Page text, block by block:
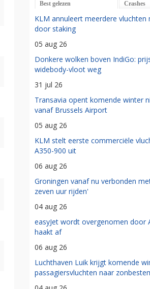
Best gelezen Crashes
KLM annuleert meerdere vluchten
door staking
05 aug 26
Donkere wolken boven IndiGo:
widebody-vloot weg
31 jul 26
Transavia opent komende winter
vanaf Brussels Airport
05 aug 26
KLM stelt eerste commerciële
A350-900 uit
06 aug 26
Groningen vanaf nu verbonden
zeven uur rijden'
04 aug 26
easyJet wordt overgenomen door
haakt af
06 aug 26
Luchthaven Luik krijgt komende
passagiersvluchten naar